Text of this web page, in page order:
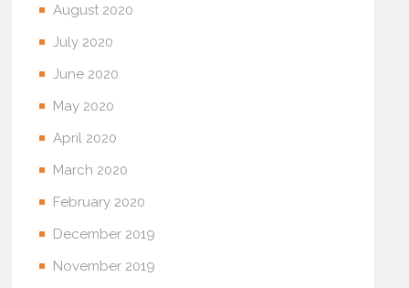
August 2020
July 2020
June 2020
May 2020
April 2020
March 2020
February 2020
December 2019
November 2019